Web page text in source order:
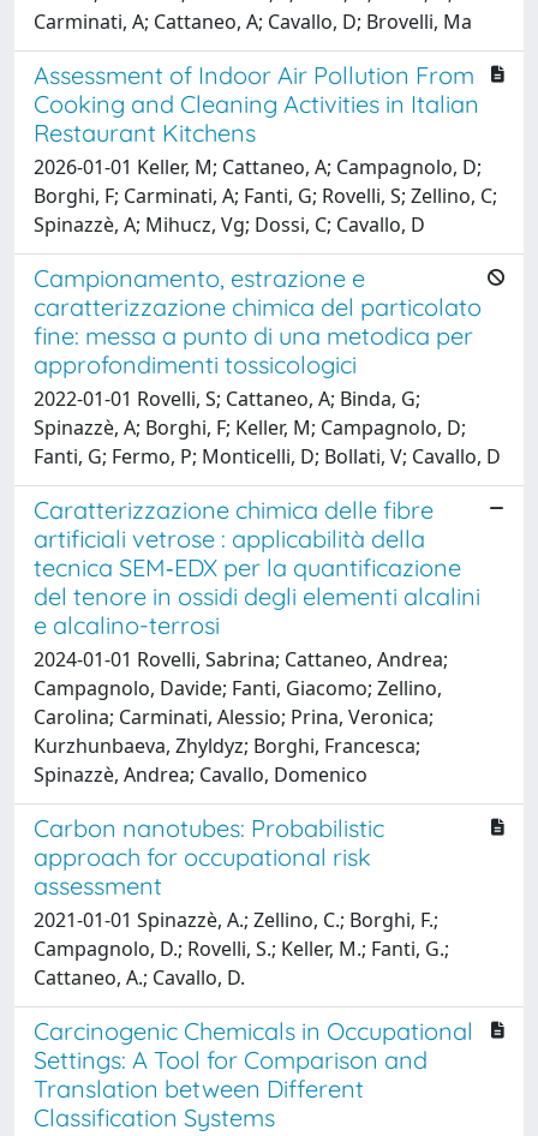
Carminati, A; Cattaneo, A; Cavallo, D; Brovelli, Ma
Assessment of Indoor Air Pollution From
Cooking and Cleaning Activities in Italian
Restaurant Kitchens
2026-01-01 Keller, M; Cattaneo, A; Campagnolo, D;
Borghi, F; Carminati, A; Fanti, G; Rovelli, S; Zellino, C;
Spinazzè, A; Mihucz, Vg; Dossi, C; Cavallo, D
Campionamento, estrazione e
caratterizzazione chimica del particolato
fine: messa a punto di una metodica per
approfondimenti tossicologici
2022-01-01 Rovelli, S; Cattaneo, A; Binda, G;
Spinazzè, A; Borghi, F; Keller, M; Campagnolo, D;
Fanti, G; Fermo, P; Monticelli, D; Bollati, V; Cavallo, D
Caratterizzazione chimica delle fibre
artificiali vetrose : applicabilità della
tecnica SEM‑EDX per la quantificazione
del tenore in ossidi degli elementi alcalini
e alcalino-terrosi
2024-01-01 Rovelli, Sabrina; Cattaneo, Andrea;
Campagnolo, Davide; Fanti, Giacomo; Zellino,
Carolina; Carminati, Alessio; Prina, Veronica;
Kurzhunbaeva, Zhyldyz; Borghi, Francesca;
Spinazzè, Andrea; Cavallo, Domenico
Carbon nanotubes: Probabilistic
approach for occupational risk
assessment
2021-01-01 Spinazzè, A.; Zellino, C.; Borghi, F.;
Campagnolo, D.; Rovelli, S.; Keller, M.; Fanti, G.;
Cattaneo, A.; Cavallo, D.
Carcinogenic Chemicals in Occupational
Settings: A Tool for Comparison and
Translation between Different
Classification Systems